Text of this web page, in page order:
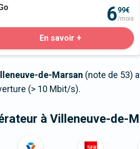
699€
/mois
En savoir +
de-Marsan (note de 53)
(> 10 Mbit/s).
à Villeneuve-de-